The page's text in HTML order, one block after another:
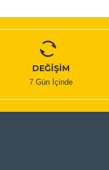
DEĞİŞİM
7 Gün İçinde